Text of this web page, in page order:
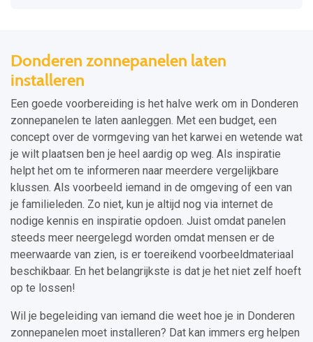
Donderen zonnepanelen laten
installeren
Een goede voorbereiding is het halve werk om in Donderen
zonnepanelen te laten aanleggen. Met een budget, een
concept over de vormgeving van het karwei en wetende wat
je wilt plaatsen ben je heel aardig op weg. Als inspiratie
helpt het om te informeren naar meerdere vergelijkbare
klussen. Als voorbeeld iemand in de omgeving of een van
je familieleden. Zo niet, kun je altijd nog via internet de
nodige kennis en inspiratie opdoen. Juist omdat panelen
steeds meer neergelegd worden omdat mensen er de
meerwaarde van zien, is er toereikend voorbeeldmateriaal
beschikbaar. En het belangrijkste is dat je het niet zelf hoeft
op te lossen!
Wil je begeleiding van iemand die weet hoe je in Donderen
zonnepanelen moet installeren? Dat kan immers erg helpen